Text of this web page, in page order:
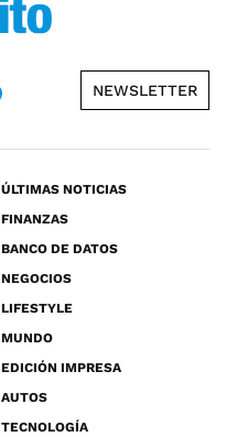
NEWSLETTER
ÚLTIMAS NOTICIAS
FINANZAS
BANCO DE DATOS
NEGOCIOS
LIFESTYLE
MUNDO
EDICIÓN IMPRESA
AUTOS
TECNOLOGÍA